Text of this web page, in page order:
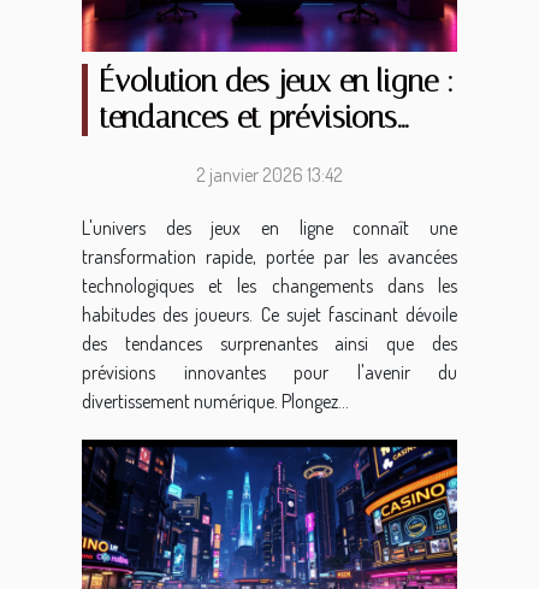
Évolution des jeux en ligne :
tendances et prévisions
2 janvier 2026 13:42
L'univers des jeux en ligne connaît une
transformation rapide, portée par les avancées
technologiques et les changements dans les
habitudes des joueurs. Ce sujet fascinant dévoile
des tendances surprenantes ainsi que des
prévisions innovantes pour l'avenir du
divertissement numérique. Plongez...